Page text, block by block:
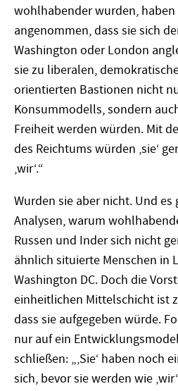
wohlhabender wurden,
angenommen, dass sie sich
Washington oder London
sie zu liberalen,
orientierten Bastionen nicht
Konsummodells, sondern
Freiheit werden würden. Mit
des Reichtums würden ‚sie‘
‚wir‘.“
Wurden sie aber nicht. Und
Analysen, warum
Russen und Inder sich nicht
ähnlich situierte Menschen in
Washington DC. Doch die
einheitlichen Mittelschicht ist
dass sie aufgegeben würde.
nur auf ein
schließen: „‚Sie‘ haben noch
sich, bevor sie werden wie